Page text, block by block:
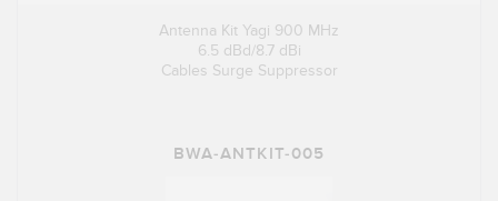
Antenna Kit Yagi 900 MHz
6.5 dBd/8.7 dBi
Cables Surge Suppressor
BWA-ANTKIT-005